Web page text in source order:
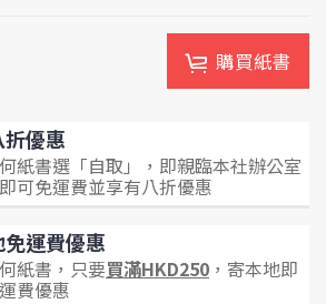
購買紙書
優惠
紙書選「自取」，即親臨本社辦公室
可免運費並享有八折優惠
運費優惠
紙書，只要買滿HKD250 ，寄本地即
費優惠